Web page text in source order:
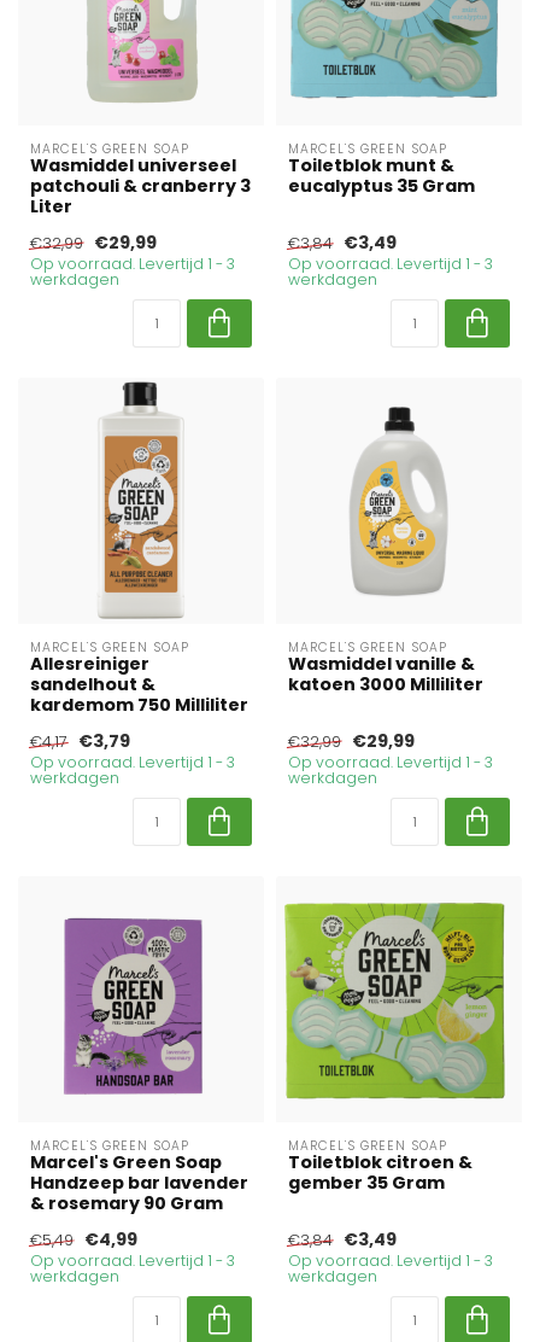
MARCEL'S GREEN SOAP
Wasmiddel universeel
patchouli & cranberry 3
Liter
€32,99 €29,99
Op voorraad. Levertijd 1 - 3
werkdagen
MARCEL'S GREEN SOAP
Toiletblok munt &
eucalyptus 35 Gram
€3,84 €3,49
Op voorraad. Levertijd 1 - 3
werkdagen
MARCEL'S GREEN SOAP
Allesreiniger
sandelhout &
kardemom 750 Milliliter
€4,17 €3,79
Op voorraad. Levertijd 1 - 3
werkdagen
MARCEL'S GREEN SOAP
Wasmiddel vanille &
katoen 3000 Milliliter
€32,99 €29,99
Op voorraad. Levertijd 1 - 3
werkdagen
MARCEL'S GREEN SOAP
Marcel's Green Soap
Handzeep bar lavender
& rosemary 90 Gram
€5,49 €4,99
Op voorraad. Levertijd 1 - 3
werkdagen
MARCEL'S GREEN SOAP
Toiletblok citroen &
gember 35 Gram
€3,84 €3,49
Op voorraad. Levertijd 1 - 3
werkdagen